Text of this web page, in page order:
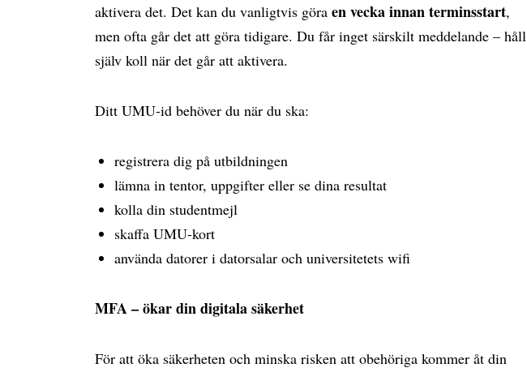
aktivera det. Det kan du vanligtvis göra en vecka innan terminsstart,
men ofta går det att göra tidigare. Du får inget särskilt meddelande – håll
själv koll när det går att aktivera.
Ditt UMU-id behöver du när du ska:
registrera dig på utbildningen
lämna in tentor, uppgifter eller se dina resultat
kolla din studentmejl
skaffa UMU-kort
använda datorer i datorsalar och universitetets wifi
MFA – ökar din digitala säkerhet
För att öka säkerheten och minska risken att obehöriga kommer åt din